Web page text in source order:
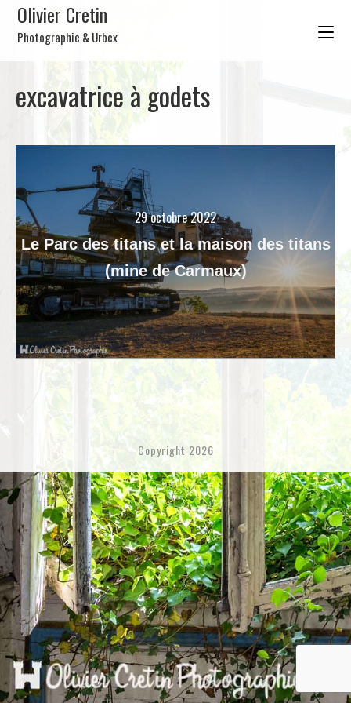
Olivier Cretin
Photographie & Urbex
excavatrice à godets
29 octobre 2022
Le Parc des titans et la maison des titans
(mine de Carmaux)
Copyright 2026